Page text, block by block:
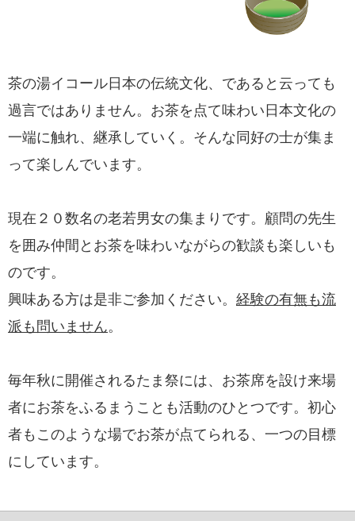
茶の湯イコール日本の伝統文化、であると云っても
過言ではありません。お茶を点て味わい日本文化の
一端に触れ、継承していく。そんな同好の士が集ま
って楽しんでいます。
現在２０数名の老若男女の集まりです。顧問の先生
を囲み仲間とお茶を味わいながらの歓談も楽しいも
のです。
興味ある方は是非ご参加ください。 経験の有無も流
派も問いません。
毎年秋に開催されるたま祭には、お茶席を設け来場
者にお茶をふるまうことも活動のひとつです。初心
者もこのような場でお茶が点てられる、一つの目標
にしています。